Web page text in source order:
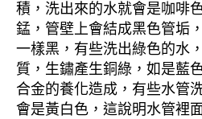
積，洗出來的水就會是咖啡
錳，管壁上會結成黑色管垢
一樣黑，有些洗出綠色的水
質，生鏽產生銅綠，如是藍
合金的養化造成，有些水管
會是黃白色，這說明水管裡